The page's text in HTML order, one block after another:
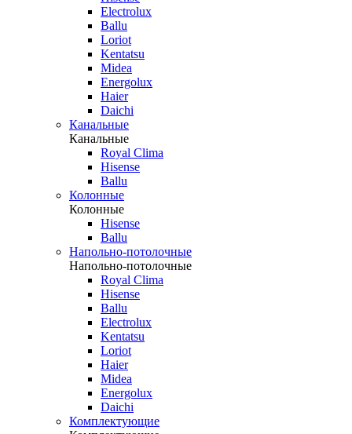
Electrolux
Ballu
Loriot
Kentatsu
Midea
Energolux
Haier
Daichi
Канальные
Канальные
Royal Clima
Hisense
Ballu
Колонные
Колонные
Hisense
Ballu
Напольно-потолочные
Напольно-потолочные
Royal Clima
Hisense
Ballu
Electrolux
Kentatsu
Loriot
Haier
Midea
Energolux
Daichi
Комплектующие